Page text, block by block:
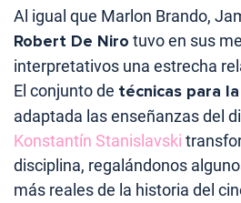
Al igual que Marlon Brando,
Robert De Niro tuvo en sus
interpretativos una estrecha
El conjunto de técnicas para
adaptada las enseñanzas del
Konstantín Stanislavski
disciplina, regalándonos
más reales de la historia del